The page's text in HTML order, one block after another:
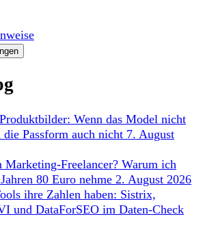
Wenn das Model nicht
Passform auch nicht 7. August
Marketing-Freelancer? Warum ich
80 Euro nehme 2. August 2026
ihre Zahlen haben: Sistrix,
und DataForSEO im Daten-Check